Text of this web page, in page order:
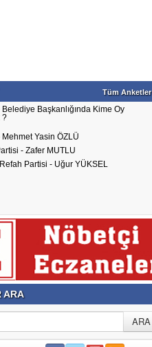
Tüm Anketler
Başkanlığında Kime Oy
?
Mehmet Yasin ÖZLÜ
- Zafer MUTLU
Partisi - Uğur YÜKSEL
ARA